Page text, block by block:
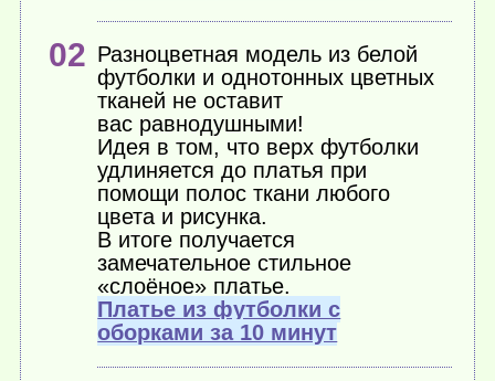
Разноцветная модель из белой
футболки и однотонных цветных
тканей не оставит
вас равнодушными!
Идея в том, что верх футболки
удлиняется до платья при
помощи полос ткани любого
цвета и рисунка.
В итоге получается
замечательное стильное
«слоёное» платье.
Платье из футболки с
оборками за 10 минут